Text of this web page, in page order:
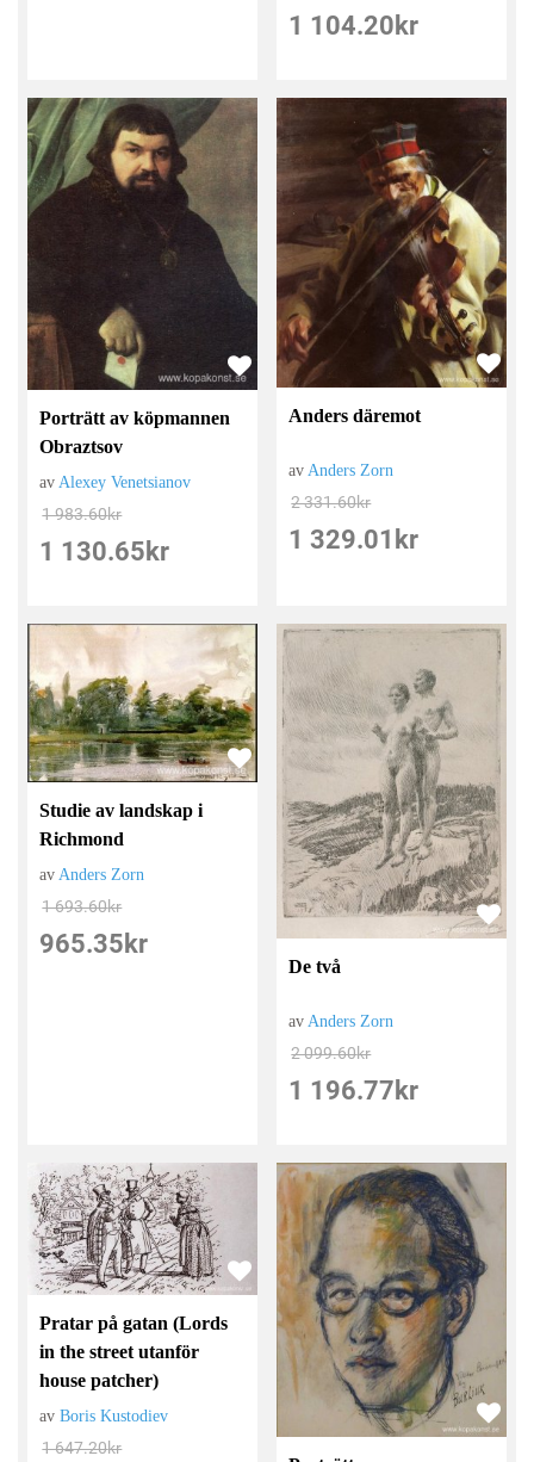
1 104.20 kr
Porträtt av köpmannen
Obraztsov
av Alexey Venetsianov
1 983.60kr
1 130.65 kr
Anders däremot
avAnders Zorn
2 331.60kr
1 329.01 kr
Studie av landskap i
Richmond
avAnders Zorn
1 693.60kr
965.35 kr
De två
av Anders Zorn
2 099.60kr
1 196.77 kr
Pratar på gatan (Lords
in the street utanför
house patcher)
avBoris Kustodiev
1 647.20kr